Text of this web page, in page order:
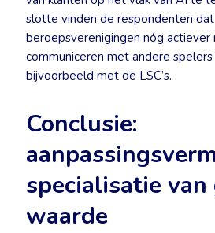
slotte vinden de respondenten dat
beroepsverenigingen nóg actiever
communiceren met andere
bijvoorbeeld met de LSC’s.
Conclusie:
specialisatie
waarde